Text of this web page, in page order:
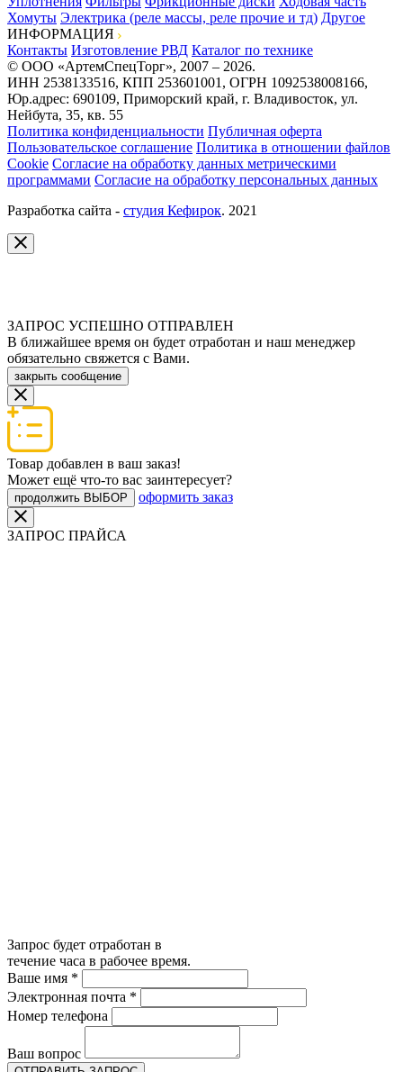
Хомуты Электрика (реле массы, реле прочие и тд) Другое
ИНФОРМАЦИЯ
Контакты Изготовление РВД Каталог по технике
© ООО «АртемСпецТорг», 2007 – 2026.
ИНН 2538133516, КПП 253601001, ОГРН 1092538008166,
Юр.адрес: 690109, Приморский край, г. Владивосток, ул.
Нейбута, 35, кв. 55
Политика конфиденциальности Публичная оферта
Пользовательское соглашение Политика в отношении файлов
Cookie Согласие на обработку данных метрическими
программами Согласие на обработку персональных данных
Разработка сайта - студия Кефирок. 2021
ЗАПРОС УСПЕШНО ОТПРАВЛЕН
В ближайшее время он будет отработан и наш менеджер
обязательно свяжется с Вами.
закрыть сообщение
Товар добавлен в ваш заказ!
Может ещё что-то вас заинтересует?
продолжить ВЫБОР оформить заказ
ЗАПРОС ПРАЙСА
Запрос будет отработан в
течение часа в рабочее время.
Ваше имя *
Электронная почта *
Номер телефона
Ваш вопрос